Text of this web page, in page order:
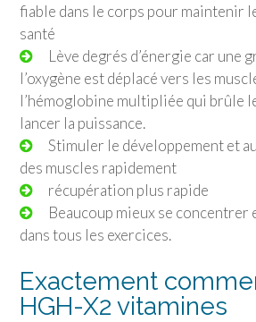
fiable dans le corps pour maintenir
santé
Lève degrés d’énergie car une
l’oxygène est déplacé vers les
l’hémoglobine multipliée qui brûle
lancer la puissance.
Stimuler le développement et
des muscles rapidement
récupération plus rapide
Beaucoup mieux se concentrer
dans tous les exercices.
Exactement
HGH-X2 vitamines